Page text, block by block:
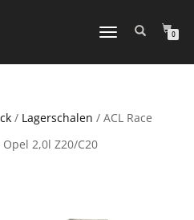
NAVIGATION
0
/ Lagerschalen / ACL Race
2,0l Z20/C20